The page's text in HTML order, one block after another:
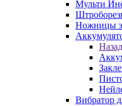
Мульти
Ножницы
Назад
Вибратор